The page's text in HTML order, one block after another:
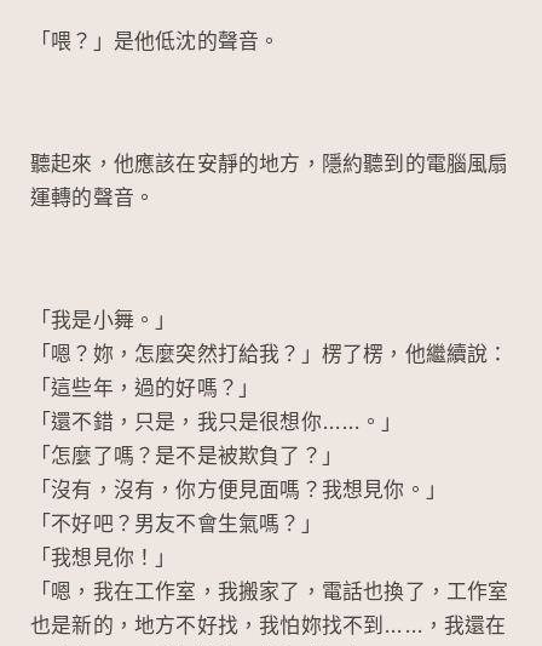
「喂？」是他低沈的聲音。
聽起來，他應該在安靜的地方，隱約聽到的電腦風扇
運轉的聲音。
「我是小舞。」
「嗯？妳，怎麼突然打給我？」楞了楞，他繼續說：
「這些年，過的好嗎？」
「還不錯，只是，我只是很想你……。」
「怎麼了嗎？是不是被欺負了？」
「沒有，沒有，你方便見面嗎？我想見你。」
「不好吧？男友不會生氣嗎？」
「我想見你！」
「嗯，我在工作室，我搬家了，電話也換了，工作室
也是新的，地方不好找，我怕妳找不到……，我還在